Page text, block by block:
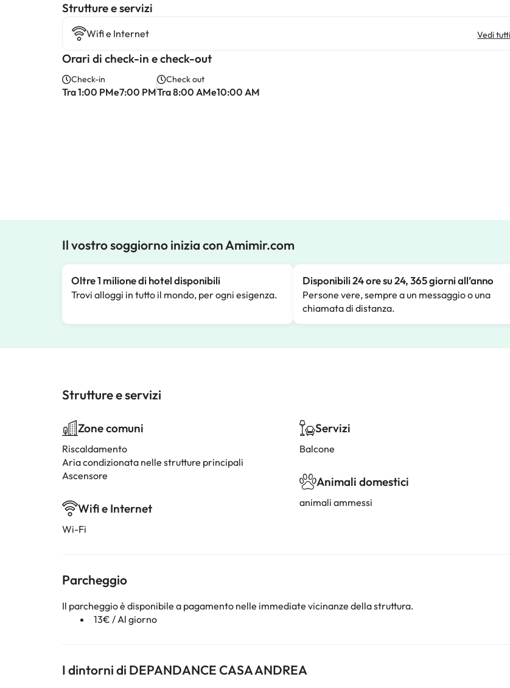
​Strutture e servizi
Wifi e Internet Vedi tutti
Orari di check-in e check-out
Check-in
Tra 1:00 PMe7:00 PM
Check out
Tra 8:00 AMe10:00 AM
Il vostro soggiorno inizia con Amimir.com
Oltre 1 milione di hotel disponibili
Trovi alloggi in tutto il mondo, per ogni esigenza.
Disponibili 24 ore su 24, 365 giorni all’anno
Persone vere, sempre a un messaggio o una
chiamata di distanza.
Strutture e servizi
Zone comuni
Riscaldamento
Aria condizionata nelle strutture principali
Ascensore
Wifi e Internet
Wi-Fi
Servizi
Balcone
Animali domestici
animali ammessi
Parcheggio
Il parcheggio è disponibile a pagamento nelle immediate vicinanze della struttura.
13€ / Al giorno
I dintorni di DEPANDANCE CASA ANDREA